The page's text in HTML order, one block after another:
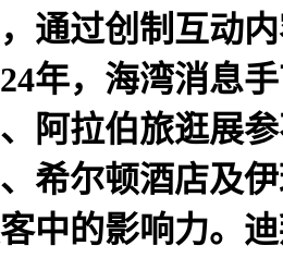
通过创制互动
年，海湾消息
阿拉伯旅逛展
希尔顿酒店及
中的影响力。